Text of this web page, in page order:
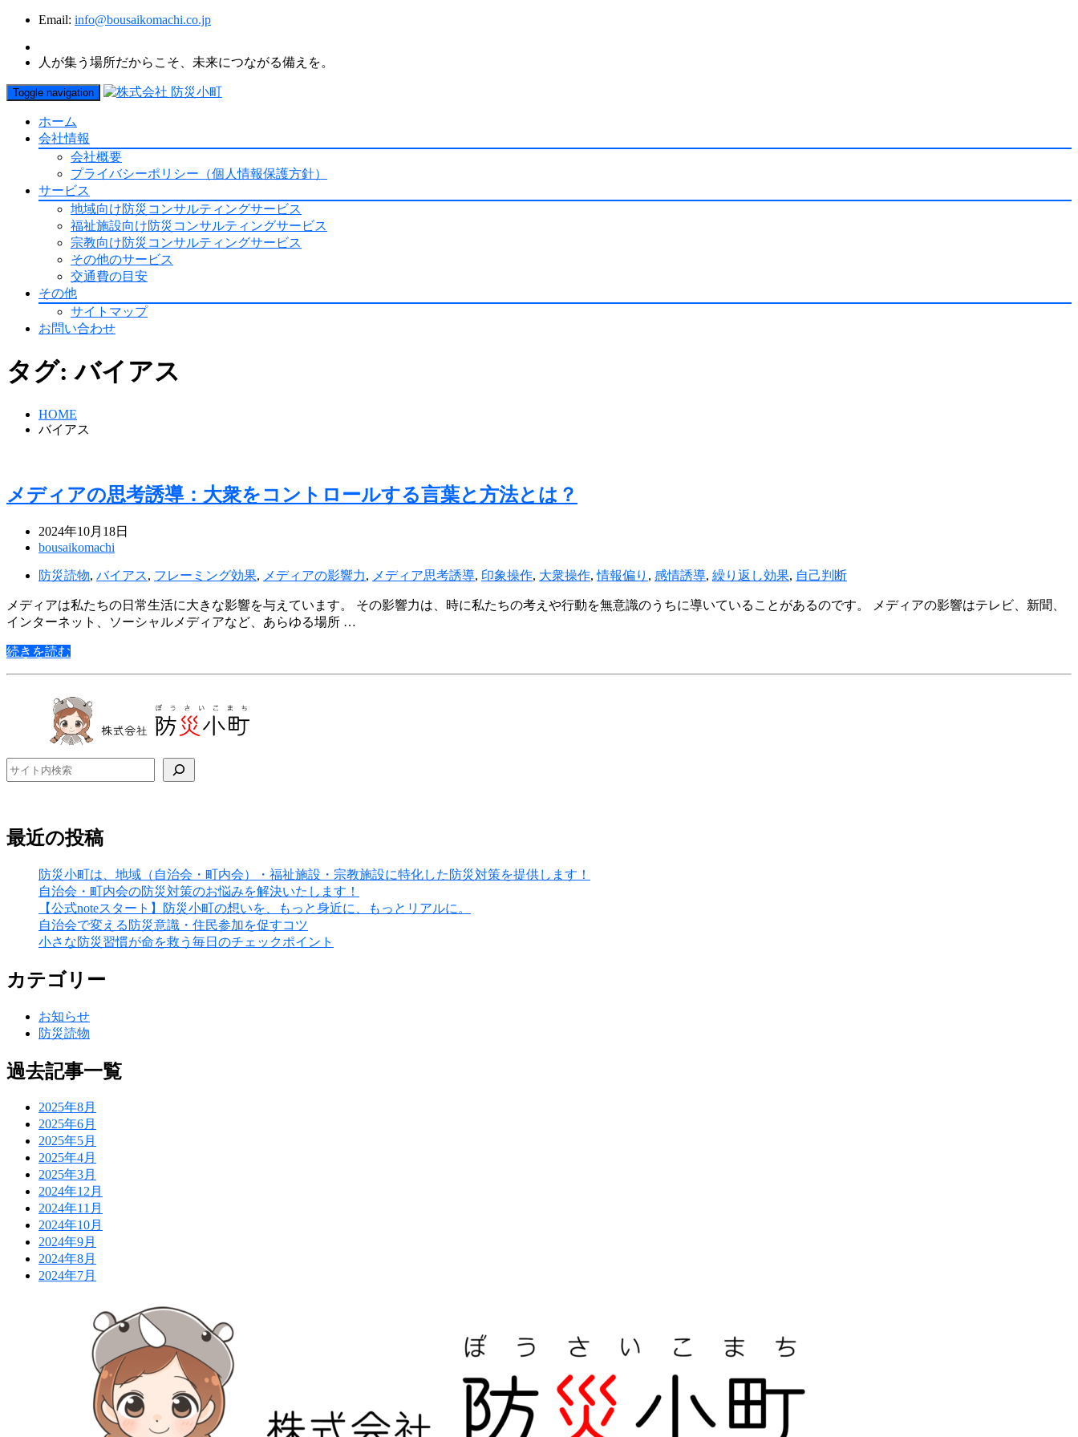
Email: info@bousaikomachi.co.jp
人が集う場所だからこそ、未来につながる備えを。
Toggle navigation
ホーム
会社情報
会社概要
プライバシーポリシー（個人情報保護方針）
サービス
地域向け防災コンサルティングサービス
福祉施設向け防災コンサルティングサービス
宗教向け防災コンサルティングサービス
その他のサービス
交通費の目安
その他
サイトマップ
お問い合わせ
タグ:バイアス
HOME
バイアス
メディアの思考誘導：大衆をコントロールする言葉と方法とは？
2024年10月18日
bousaikomachi
防災読物, バイアス, フレーミング効果, メディアの影響力, メディア思考誘導, 印象操作, 大衆操作,情報偏り , 感情誘導, 繰り返し効果, 自己判断
メディアは私たちの日常生活に大きな影響を与えています。 その影響力は、時に私たちの考えや行動を無意識のうちに導いていることがあるのです。 メディアの影響はテレビ、新聞、
インターネット、ソーシャルメディアなど、あらゆる場所 …
続きを読む
検索
最近の投稿
防災小町は、地域（自治会・町内会）・福祉施設・宗教施設に特化した防災対策を提供します！
自治会・町内会の防災対策のお悩みを解決いたします！
【公式noteスタート】防災小町の想いを、もっと身近に、もっとリアルに。
自治会で変える防災意識・住民参加を促すコツ
小さな防災習慣が命を救う毎日のチェックポイント
カテゴリー
お知らせ
防災読物
過去記事一覧
2025年8月
2025年6月
2025年5月
2025年4月
2025年3月
2024年12月
2024年11月
2024年10月
2024年9月
2024年8月
2024年7月